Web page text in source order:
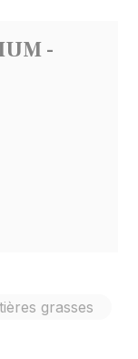
-
grasses